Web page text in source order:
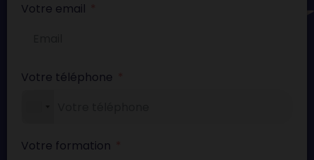
Votre email
Votre téléphone
Votre formation